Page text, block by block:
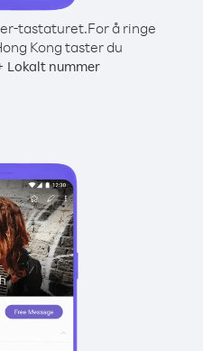
tastaturet.For å ringe
Kong taster du
Lokalt nummer